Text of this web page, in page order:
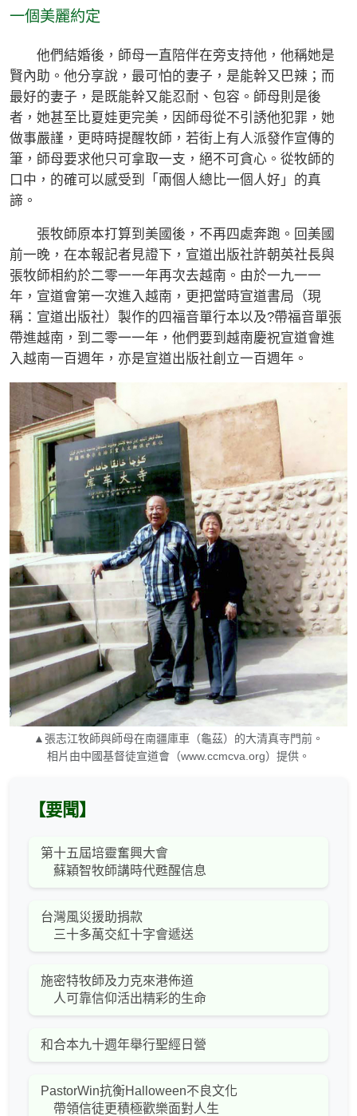
一個美麗約定
他們結婚後，師母一直陪伴在旁支持他，他稱她是
賢內助。他分享說，最可怕的妻子，是能幹又巴辣；而
最好的妻子，是既能幹又能忍耐、包容。師母則是後
者，她甚至比夏娃更完美，因師母從不引誘他犯罪，她
做事嚴謹，更時時提醒牧師，若街上有人派發作宣傳的
筆，師母要求他只可拿取一支，絕不可貪心。從牧師的
口中，的確可以感受到「兩個人總比一個人好」的真
諦。
張牧師原本打算到美國後，不再四處奔跑。回美國
前一晚，在本報記者見證下，宣道出版社許朝英社長與
張牧師相約於二零一一年再次去越南。由於一九一一
年，宣道會第一次進入越南，更把當時宣道書局（現
稱：宣道出版社）製作的四福音單行本以及?帶福音單張
帶進越南，到二零一一年，他們要到越南慶祝宣道會進
入越南一百週年，亦是宣道出版社創立一百週年。
▲張志江牧師與師母在南疆庫車（龜茲）的大清真寺門前。
相片由中國基督徒宣道會（www.ccmcva.org）提供。
【要聞】
第十五屆培靈奮興大會
蘇穎智牧師講時代甦醒信息
台灣風災援助捐款
三十多萬交紅十字會遞送
施密特牧師及力克來港佈道
人可靠信仰活出精彩的生命
和合本九十週年舉行聖經日營
PastorWin抗衡Halloween不良文化
帶領信徒更積極歡樂面對人生